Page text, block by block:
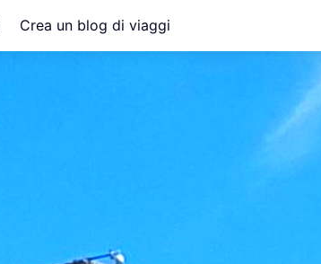
Crea un blog di viaggi